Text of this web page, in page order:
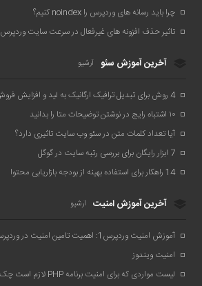
چرا باید رسانه های وردپرس را noindex کنیم؟
تاثیر حذف افزونه های غیرفعال در سرعت سایت وردپرس
آخرین آموزش سئو آرشیو
4 روش برای تبدیل ترافیک ارگانیک به لید و افزایش فروش
۱۰ اشتباه رایج در نوشتن توضیحات متا را بدانید
آیا تعداد کلمات متن در سئو وب سایت تاثیری دارد؟
7 ابزار رایگان برای بررسی رتبه سایت در گوگل
14 راهکار برای استفاده بهینه از بودجه بازاریابی محتوا
آخرین آموزش امنیت آرشیو
آموزش امنیت وردپرس1: اهمیت تامین امنیت در وردپرس
امنیت ویندوز
لیست مواردی که برای امنیت برنامه PHP لازم است چک شود